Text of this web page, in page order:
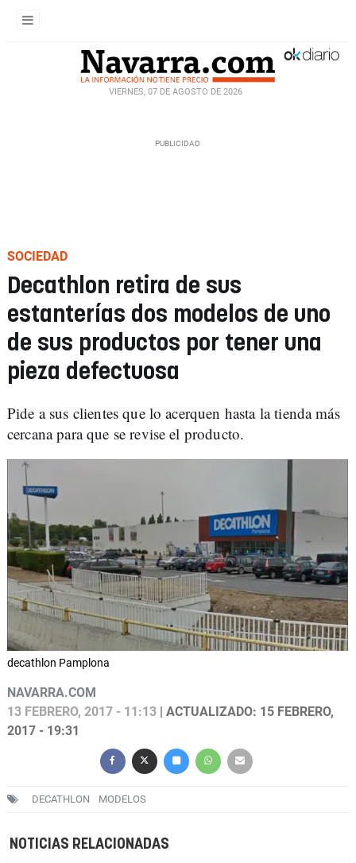
VIERNES, 07 DE AGOSTO DE 2026
SOCIEDAD
Decathlon retira de sus
estanterías dos modelos de uno
de sus productos por tener una
pieza defectuosa
Pide a sus clientes que lo acerquen hasta la tienda más
cercana para que se revise el producto.
decathlon Pamplona
NAVARRA.COM
13 FEBRERO, 2017 - 11:13 | ACTUALIZADO: 15 FEBRERO,
2017 - 19:31
DECATHLON MODELOS
NOTICIAS RELACIONADAS